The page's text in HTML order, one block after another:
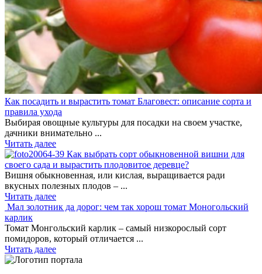
Как посадить и вырастить томат Благовест: описание сорта и
правила ухода
Выбирая овощные культуры для посадки на своем участке,
дачники внимательно ...
Читать далее
Как выбрать сорт обыкновенной вишни для
своего сада и вырастить плодовитое деревце?
Вишня обыкновенная, или кислая, выращивается ради
вкусных полезных плодов – ...
Читать далее
Мал золотник да дорог: чем так хорош томат Моногольский
карлик
Томат Монгольский карлик – самый низкорослый сорт
помидоров, который отличается ...
Читать далее